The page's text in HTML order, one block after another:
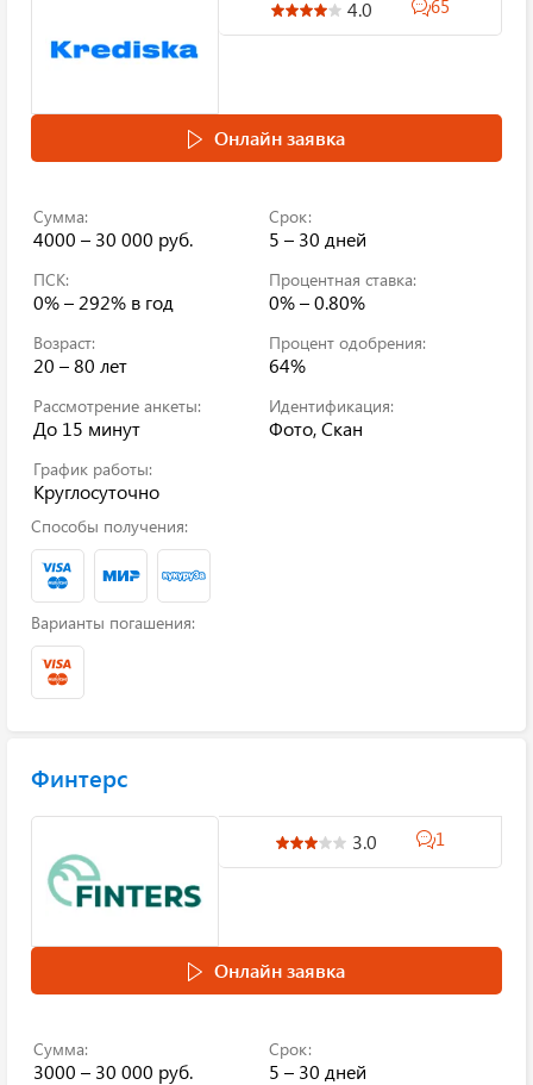
4.0 65
Онлайн заявка
Сумма:
4000 – 30 000 руб.
Срок:
5 – 30 дней
ПСК:
0% – 292% в год
Процентная ставка:
0% – 0.80%
Возраст:
20 – 80 лет
Процент одобрения:
64%
Рассмотрение анкеты:
До 15 минут
Идентификация:
Фото, Скан
График работы:
Круглосуточно
Способы получения:
Варианты погашения:
Финтерс
3.0 1
Онлайн заявка
Сумма:
3000 – 30 000 руб.
Срок:
5 – 30 дней